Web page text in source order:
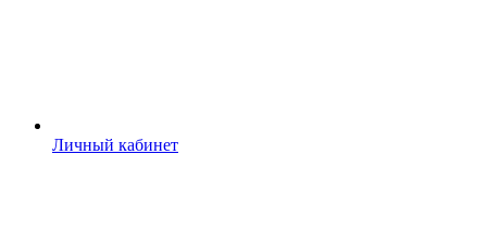
Личный кабинет